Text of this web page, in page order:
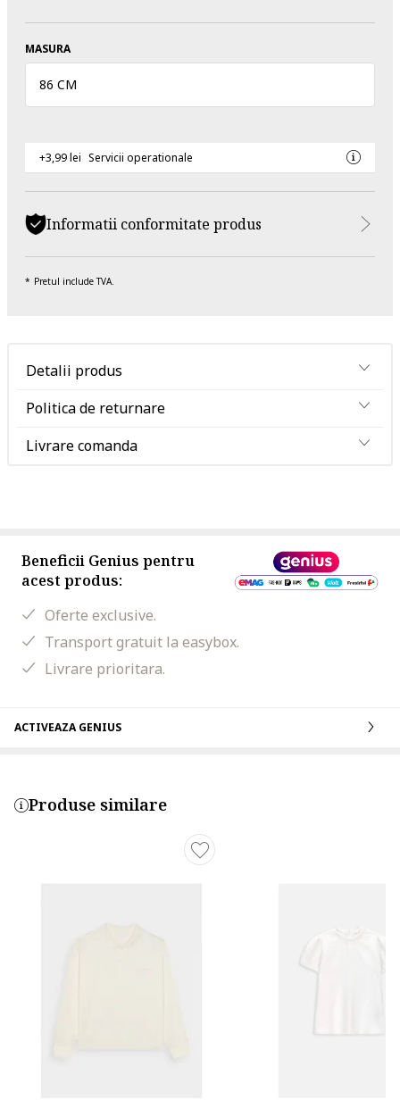
MASURA
86 CM
+3,99 lei Servicii operationale
Informatii conformitate produs
Pretul include TVA.
Detalii produs
Politica de returnare
Livrare comanda
Beneficii Genius pentru
acest produs:
Oferte exclusive.
Transport gratuit la easybox.
Livrare prioritara.
ACTIVEAZA GENIUS
Produse similare